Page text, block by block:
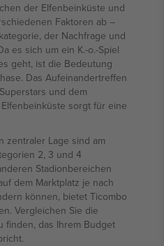
der Elfenbeinküste und
Faktoren ab –
der Nachfrage und
es sich um ein K.-o.-Spiel
geht, ist die Bedeutung
Das Aufeinandertreffen
und dem
sorgt für eine
zentraler Lage sind am
2, 3 und 4
Stadionbereichen
dem Marktplatz je nach
können, bietet Ticombo
Vergleichen Sie die
finden, das Ihrem Budget